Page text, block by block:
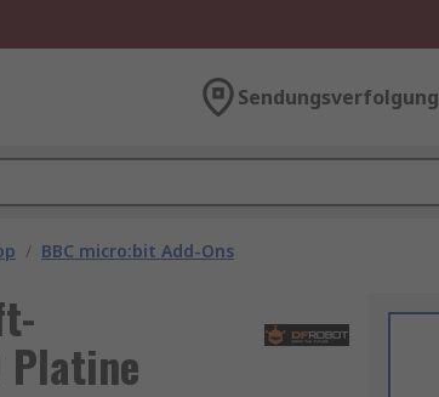
Sendungsverfolgung
/ BBC micro:bit Add-Ons